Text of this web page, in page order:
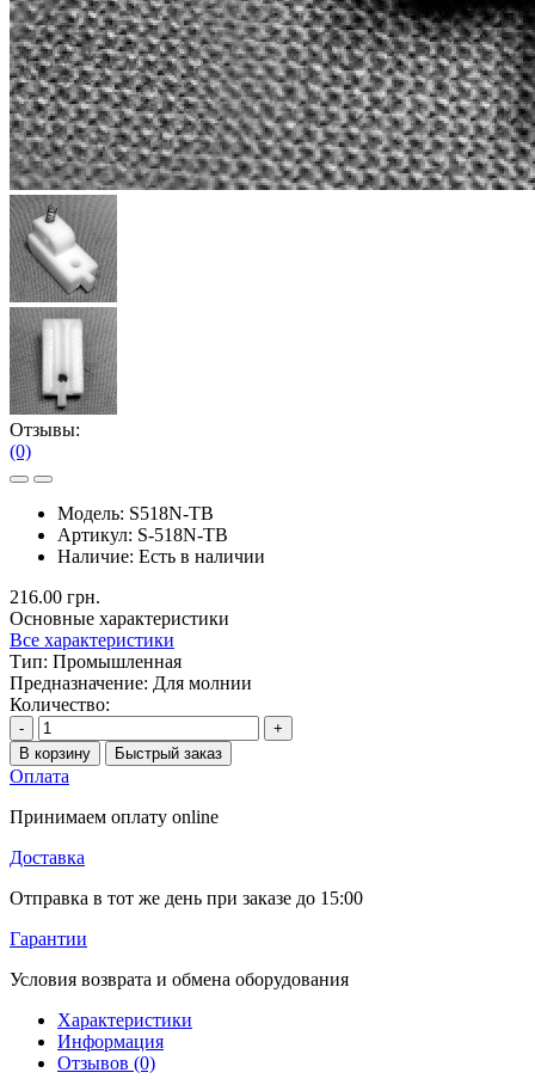
Отзывы:
(0)
Модель: S518N-TB
Артикул: S-518N-TB
Наличие: Есть в наличии
216.00 грн.
Основные характеристики
Все характеристики
Тип: Промышленная
Предназначение: Для молнии
Количество:
-
+
В корзину
Быстрый заказ
Оплата
Принимаем оплату online
Доставка
Отправка в тот же день при заказе до 15:00
Гарантии
Условия возврата и обмена оборудования
Характеристики
Информация
Отзывов (0)